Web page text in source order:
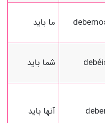
ما باید
شما باید
آنها باید